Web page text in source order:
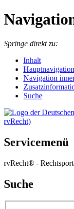
Springe direkt zu:
Inhalt
Hauptnavigation
Navigation
Suche
Servicemenü
rvRecht® -
Suche